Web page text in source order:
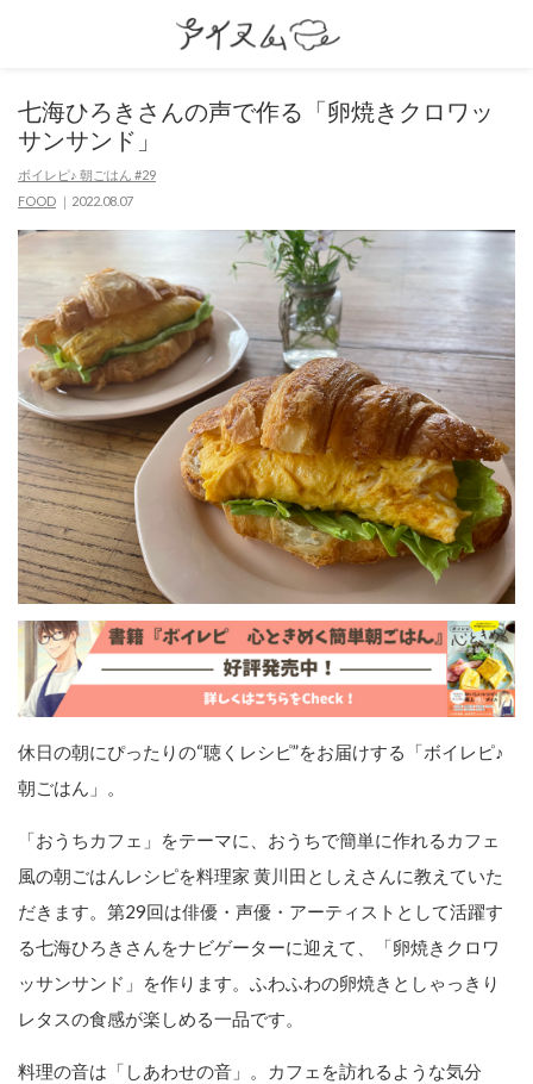
七海ひろきさんの声で作る「卵焼きクロワッ
サンサンド」
ボイレピ♪ 朝ごはん #29
FOOD
2022.08.07
休日の朝にぴったりの“聴くレシピ”をお届けする「ボイレピ♪
朝ごはん」。
「おうちカフェ」をテーマに、おうちで簡単に作れるカフェ
風の朝ごはんレシピを料理家 黄川田としえさんに教えていた
だきます。第29回は俳優・声優・アーティストとして活躍す
る七海ひろきさんをナビゲーターに迎えて、「卵焼きクロワ
ッサンサンド」を作ります。ふわふわの卵焼きとしゃっきり
レタスの食感が楽しめる一品です。
料理の音は「しあわせの音」。カフェを訪れるような気分